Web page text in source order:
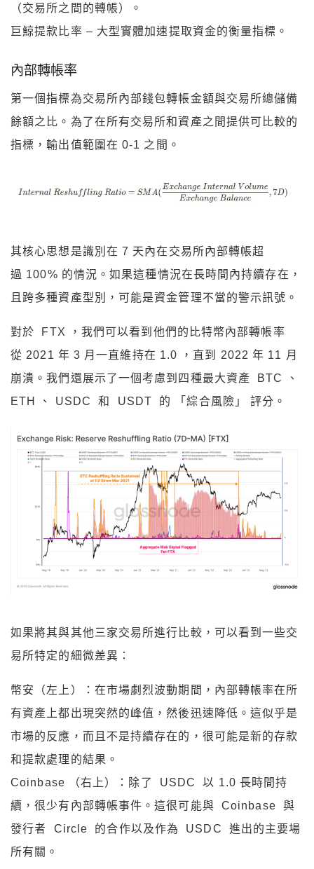
（交易所之間的轉帳）。
巨鯨提款比率 – 大型實體加速提取資金的衡量指標。
內部轉帳率
第一個指標為交易所內部錢包轉帳金額與交易所總儲備
餘額之比。為了在所有交易所和資產之間提供可比較的
指標，輸出值範圍在 0-1 之間。
其核心思想是識別在 7 天內在交易所內部轉帳超
過 100% 的情況。如果這種情況在長時間內持續存在，
且跨多種資產型別，可能是資金管理不當的警示訊號。
對於 FTX ，我們可以看到他們的比特幣內部轉帳率
從 2021 年 3 月一直維持在 1.0 ，直到 2022 年 11 月
崩潰。我們還展示了一個考慮到四種最大資產 BTC 、
ETH 、 USDC 和 USDT 的 「綜合風險」 評分。
如果將其與其他三家交易所進行比較，可以看到一些交
易所特定的細微差異：
幣安（左上）：在市場劇烈波動期間，內部轉帳率在所
有資產上都出現突然的峰值，然後迅速降低。這似乎是
市場的反應，而且不是持續存在的，很可能是新的存款
和提款處理的結果。
Coinbase （右上）：除了 USDC 以 1.0 長時間持
續，很少有內部轉帳事件。這很可能與 Coinbase 與
發行者 Circle 的合作以及作為 USDC 進出的主要場
所有關。